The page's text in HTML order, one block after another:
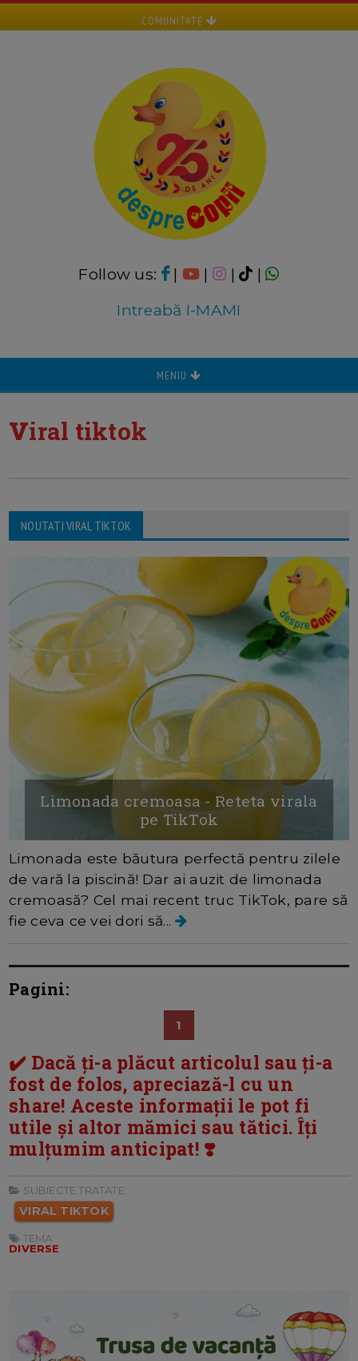
COMUNITATE
Follow us: | | |
|
Intreabă I-MAMI
MENIU
viral tiktok
NOUTATI VIRAL TIKTOK
Limonada cremoasa - Reteta virala
pe TikTok
Limonada este băutura perfectă pentru zilele
de vară la piscină! Dar ai auzit de limonada
cremoasă? Cel mai recent truc TikTok, pare să
fie ceva ce vei dori să...
Pagini:
1
✔️ Dacă ți-a plăcut articolul sau ți-a
fost de folos, apreciază-l cu un
share! Aceste informații le pot fi
utile și altor mămici sau tătici. Îți
mulțumim anticipat! ❣️
SUBIECTE TRATATE:
VIRAL TIKTOK
TEMA:
DIVERSE